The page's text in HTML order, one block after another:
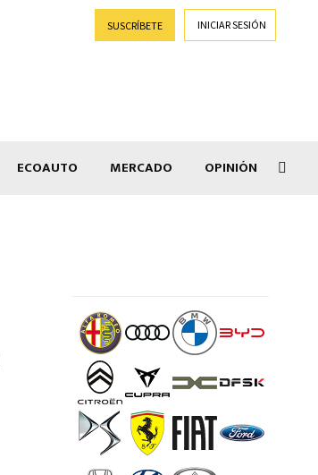
SUSCRÍBETE INICIAR SESIÓN
ECOAUTO MERCADO OPINIÓN